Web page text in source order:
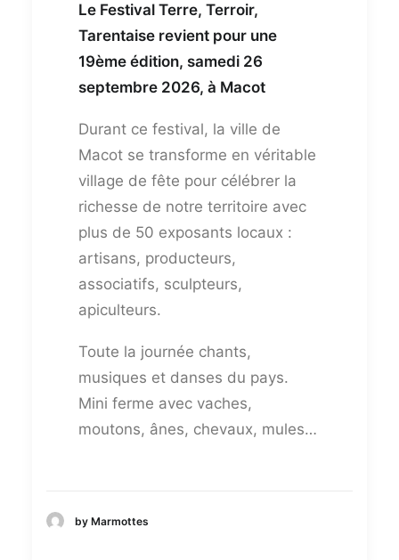
Le Festival Terre, Terroir,
Tarentaise revient pour une
19ème édition, samedi 26
septembre 2026, à Macot
Durant ce festival, la ville de
Macot se transforme en véritable
village de fête pour célébrer la
richesse de notre territoire avec
plus de 50 exposants locaux :
artisans, producteurs,
associatifs, sculpteurs,
apiculteurs.
Toute la journée chants,
musiques et danses du pays.
Mini ferme avec vaches,
moutons, ânes, chevaux, mules…
by Marmottes